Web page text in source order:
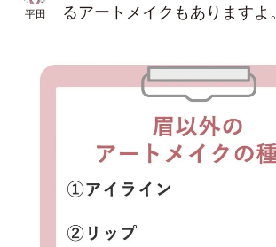
平田
るアートメイクもありますよ。